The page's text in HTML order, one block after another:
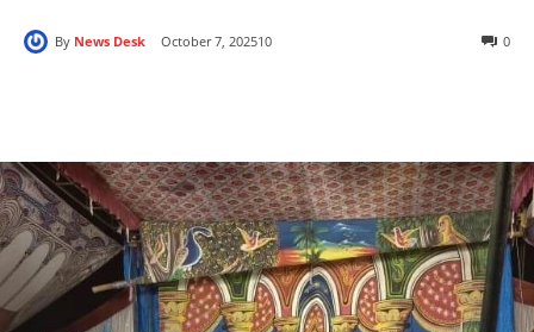
By News Desk October 7, 2025 0
10